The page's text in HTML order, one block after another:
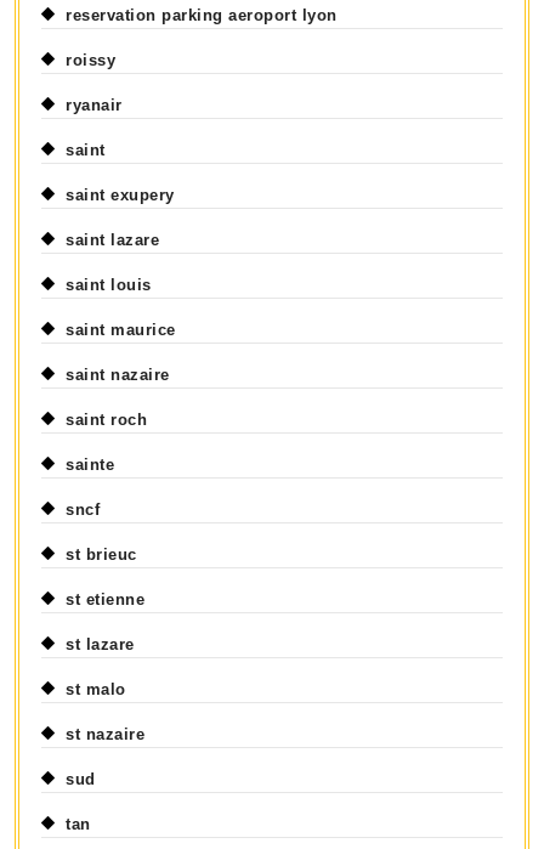
reservation parking aeroport lyon
roissy
ryanair
saint
saint exupery
saint lazare
saint louis
saint maurice
saint nazaire
saint roch
sainte
sncf
st brieuc
st etienne
st lazare
st malo
st nazaire
sud
tan